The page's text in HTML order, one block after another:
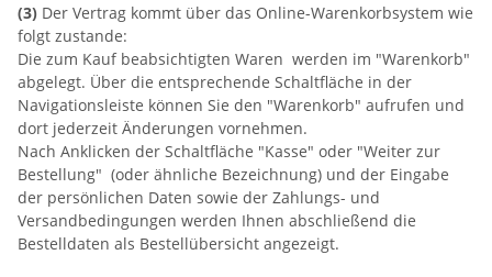
(3) Der Vertrag kommt über das Online-Warenkorbsystem wie
folgt zustande:
Die zum Kauf beabsichtigten Waren werden im "Warenkorb"
abgelegt. Über die entsprechende Schaltfläche in der
Navigationsleiste können Sie den "Warenkorb" aufrufen und
dort jederzeit Änderungen vornehmen.
Nach Anklicken der Schaltfläche "Kasse" oder "Weiter zur
Bestellung" (oder ähnliche Bezeichnung) und der Eingabe
der persönlichen Daten sowie der Zahlungs- und
Versandbedingungen werden Ihnen abschließend die
Bestelldaten als Bestellübersicht angezeigt.